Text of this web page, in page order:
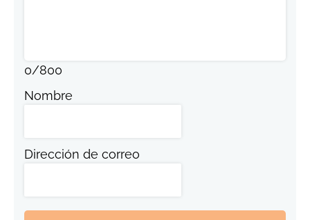
0/800
Nombre
Dirección de correo